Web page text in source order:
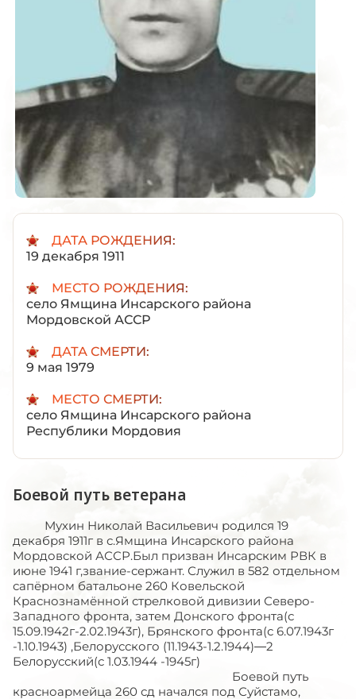
ДАТА РОЖДЕНИЯ:
19 декабря 1911
МЕСТО РОЖДЕНИЯ:
село Ямщина Инсарского района
Мордовской АССР
ДАТА СМЕРТИ:
9 мая 1979
МЕСТО СМЕРТИ:
село Ямщина Инсарского района
Республики Мордовия
Боевой путь ветерана
Мухин Николай Васильевич родился 19
декабря 1911г в с.Ямщина Инсарского района
Мордовской АССР.Был призван Инсарским РВК в
июне 1941 г,звание-сержант. Служил в 582 отдельном
сапёрном батальоне 260 Ковельской
Краснознамённой стрелковой дивизии Северо-
Западного фронта, затем Донского фронта(с
15.09.1942г-2.02.1943г), Брянского фронта(с 6.07.1943г
-1.10.1943) ,Белорусского (11.1943-1.2.1944)—2
Белорусский(с 1.03.1944 -1945г)
Боевой путь
красноармейца 260 сд начался под Суйстамо,